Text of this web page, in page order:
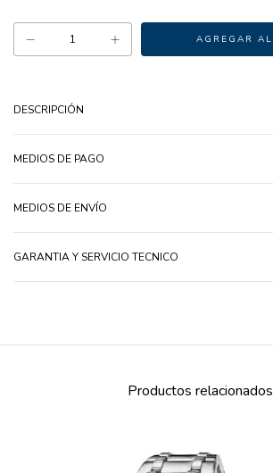
DESCRIPCIÓN
MEDIOS DE PAGO
MEDIOS DE ENVÍO
GARANTIA Y SERVICIO TECNICO
Productos relacionados